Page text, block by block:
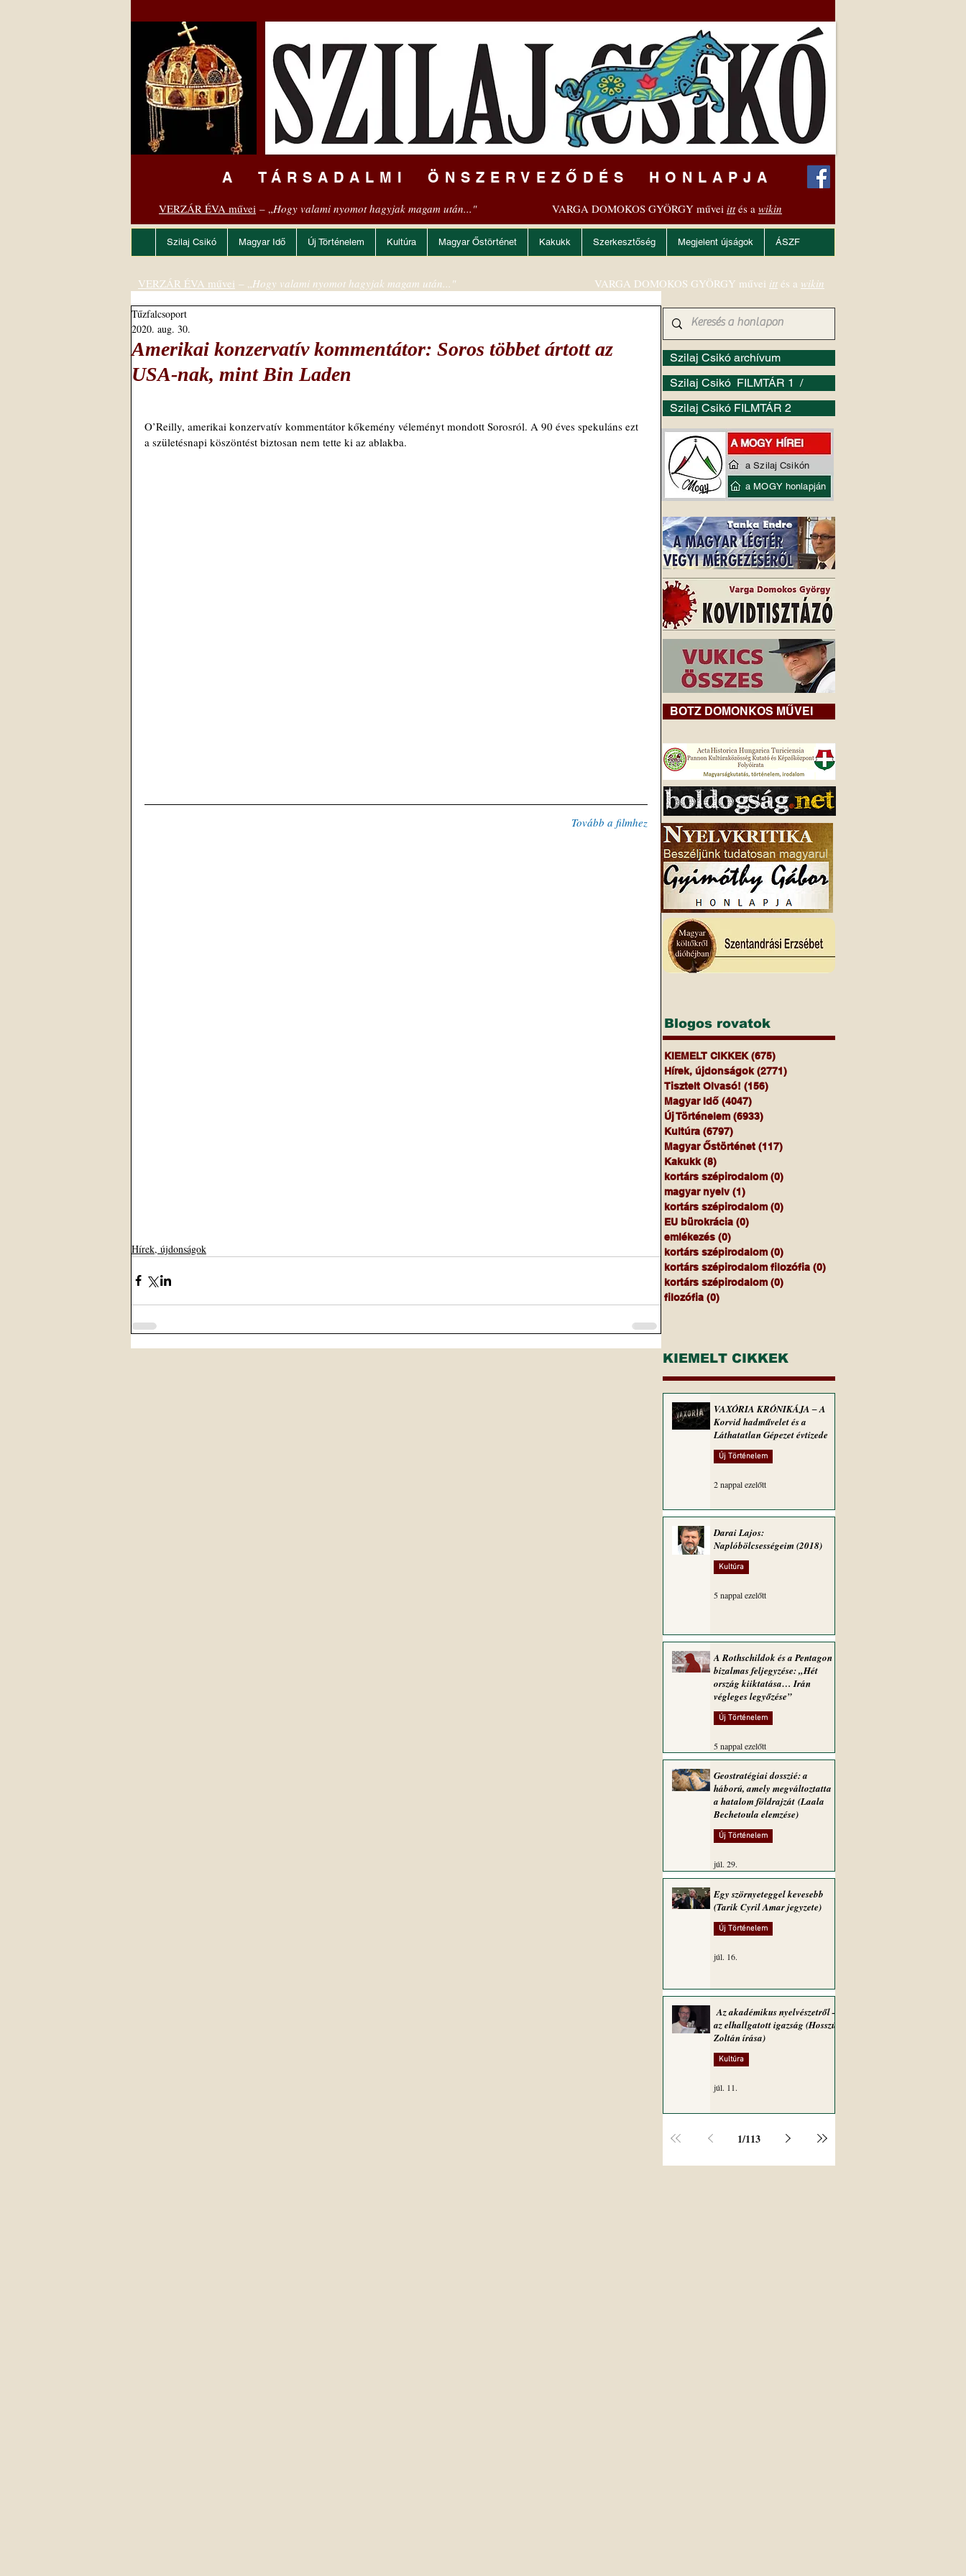
A TÁRSADALMI ÖNSZERVEZŐDÉS HONLAPJA
VERZÁR ÉVA művei – „Hogy valami nyomot hagyjak magam után..." VARGA DOMOKOS GYÖRGY művei ittés a wikin
Szilaj Csikó Magyar Idő Új Történelem Kultúra Magyar Őstörténet Kakukk Szerkesztőség Megjelent újságok ÁSZF
Amerikai konzervatív kommentátor: Soros többet ártott az
USA-nak, mint Bin Laden
Tűzfalcsoport
2020. aug. 30.
O’Reilly, amerikai konzervatív kommentátor kőkemény véleményt mondott Sorosról. A 90 éves spekuláns ezt
a születésnapi köszöntést biztosan nem tette ki az ablakba.
Tovább a filmhez
Hírek, újdonságok
Szilaj Csikó archívum
Szilaj Csikó FILMTÁR 1 /
Szilaj Csikó FILMTÁR 2
VERZÁR ÉVA művei – „Hogy valami nyomot hagyjak magam után..." VARGA DOMOKOS GYÖRGY művei itt és a wikin
BOTZ DOMONKOS MŰVEI
Blogos rovatok
KIEMELT CIKKEK (675)
Hírek, újdonságok (2771)
Tisztelt Olvasó! (156)
Magyar Idő (4047)
Új Történelem (6933)
Kultúra (6797)
Magyar Őstörténet (117)
Kakukk (8)
kortárs szépirodalom (0)
magyar nyelv (1)
kortárs szépirodalom (0)
EU bürokrácia (0)
emlékezés (0)
kortárs szépirodalom (0)
kortárs szépirodalom filozófia (0)
kortárs szépirodalom (0)
filozófia (0)
KIEMELT CIKKEK
VAXÓRIA KRÓNIKÁJA ‒ A
Korvid hadművelet és a
Láthatatlan Gépezet évtizede
Új Történelem
2 nappal ezelőtt
Darai Lajos:
Naplóbölcsességeim (2018)
Kultúra
5 nappal ezelőtt
A Rothschildok és a Pentagon
bizalmas feljegyzése: „Hét
ország kiiktatása… Irán
végleges legyőzése”
Új Történelem
5 nappal ezelőtt
Geostratégiai dosszié: a
háború, amely megváltoztatta
a hatalom földrajzát (Laala
Bechetoula elemzése)
Új Történelem
júl. 29.
Egy szörnyeteggel kevesebb
(Tarik Cyril Amar jegyzete)
Új Történelem
júl. 16.
Az akadémikus nyelvészetről –
az elhallgatott igazság (Hosszú
Zoltán írása)
Kultúra
júl. 11.
1/113
a Szilaj Csikón
a MOGY honlapján